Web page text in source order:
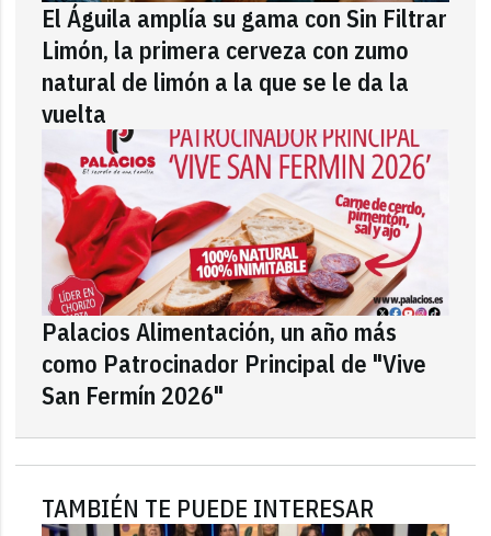
El Águila amplía su gama con Sin Filtrar
Limón, la primera cerveza con zumo
natural de limón a la que se le da la
vuelta
Palacios Alimentación, un año más
como Patrocinador Principal de "Vive
San Fermín 2026"
TAMBIÉN TE PUEDE INTERESAR